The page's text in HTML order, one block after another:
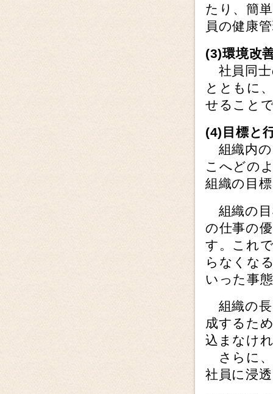
たり、簡
員の健康
(3)環境改
社員同士
とともに
せること
(4) 目標と
組織内の
こへどの
組織の目
組織の目
の仕事の
す。これ
らなくな
いった事
組織の長
成するた
込まなけ
さらに、
社員に浸